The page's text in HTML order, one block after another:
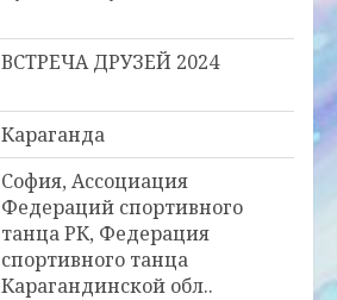
ВСТРЕЧА ДРУЗЕЙ 2024
Караганда
София, Ассоциация
Федераций спортивного
танца РК, Федерация
спортивного танца
Карагандинской обл..